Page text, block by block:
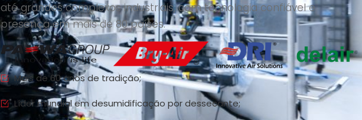
até grandes complexos industriais, com tecnologia confiável e
presença em mais de 80 países.
Mais de 60 anos de tradição;
Líder mundial em desumidificação por dessecante;